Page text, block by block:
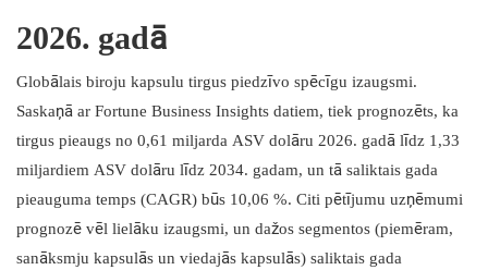
2026. gadā
Globālais biroju kapsulu tirgus piedzīvo spēcīgu izaugsmi.
Saskaņā ar Fortune Business Insights datiem, tiek prognozēts, ka
tirgus pieaugs no 0,61 miljarda ASV dolāru 2026. gadā līdz 1,33
miljardiem ASV dolāru līdz 2034. gadam, un tā saliktais gada
pieauguma temps (CAGR) būs 10,06 %. Citi pētījumu uzņēmumi
prognozē vēl lielāku izaugsmi, un dažos segmentos (piemēram,
sanāksmju kapsulās un viedajās kapsulās) saliktais gada